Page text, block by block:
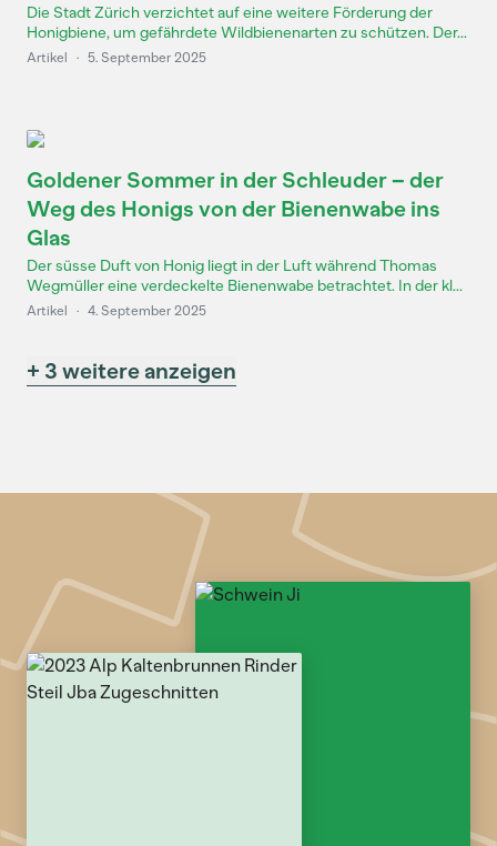
Die Stadt Zürich verzichtet auf eine weitere Förderung der
Honigbiene, um gefährdete Wildbienenarten zu schützen. Der...
Artikel · 5. September 2025
Goldener Sommer in der Schleuder – der
Weg des Honigs von der Bienenwabe ins
Glas
Der süsse Duft von Honig liegt in der Luft während Thomas
Wegmüller eine verdeckelte Bienenwabe betrachtet. In der kl...
Artikel · 4. September 2025
+ 3 weitere anzeigen